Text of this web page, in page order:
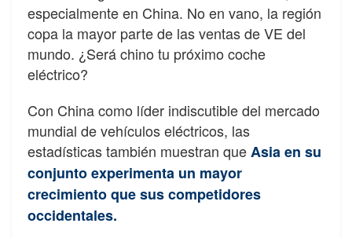
especialmente en China. No en vano, la región
copa la mayor parte de las ventas de VE del
mundo. ¿Será chino tu próximo coche
eléctrico?
Con China como líder indiscutible del mercado
mundial de vehículos eléctricos, las
estadísticas también muestran queAsia en su
conjunto experimenta un mayor
crecimiento que sus competidores
occidentales.